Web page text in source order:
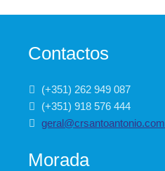
Contactos
(+351) 262 949 087
(+351) 918 576 444
geral@crsantoantonio.com
Morada